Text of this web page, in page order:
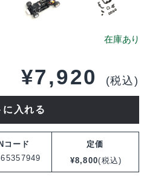
¥7,920 (税込)
に入れる
コード
定価
¥8,800(税込)